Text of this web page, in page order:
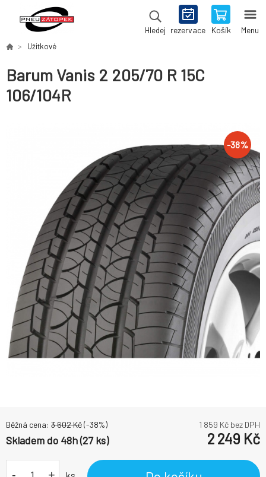
Hledej rezervace Košík Menu
Užitkové
Barum Vanis 2 205/70 R 15C
106/104R
-38%
Běžná cena: 3 602Kč(-38%) 1 859 Kč bez DPH
Skladem do 48h (27 ks) 2 249 Kč